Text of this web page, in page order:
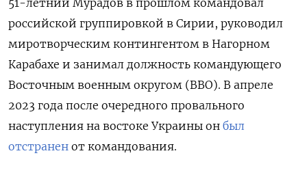
российской группировкой в Сирии, руководил
миротворческим контингентом в Нагорном
Карабахе и занимал должность командующего
Восточным военным округом (ВВО). В апреле
2023 года после очередного провального
наступления на востоке Украины он был
отстранен от командования.